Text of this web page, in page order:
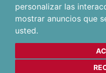
personalizar las
mostrar anuncios que
usted.